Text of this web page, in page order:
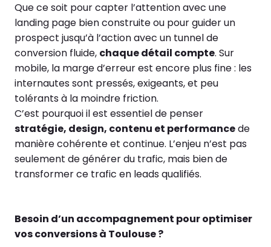
Que ce soit pour capter l’attention avec une
landing page bien construite ou pour guider un
prospect jusqu’à l’action avec un tunnel de
conversion fluide, chaque détail compte. Sur
mobile, la marge d’erreur est encore plus fine : les
internautes sont pressés, exigeants, et peu
tolérants à la moindre friction.
C’est pourquoi il est essentiel de penser
stratégie, design, contenu et performancede
manière cohérente et continue. L’enjeu n’est pas
seulement de générer du trafic, mais bien de
transformer ce trafic en leads qualifiés.
Besoin d’un accompagnement pour optimiser
vos conversions à Toulouse ?